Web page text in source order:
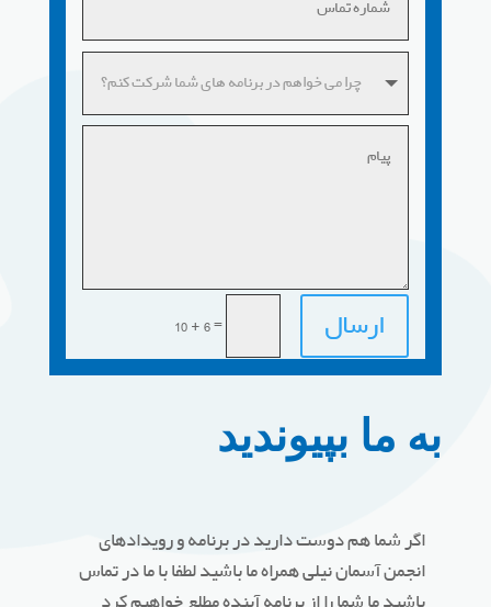
10 + 6= ارسال
به ما بپیوندید
اگر شما هم دوست دارید در برنامه و رویدادهای
انجمن آسمان نیلی همراه ما باشید لطفا با ما در تماس